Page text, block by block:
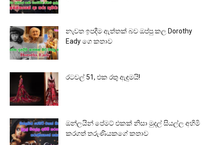
නැවත ඉපදීම ඇත්තක් බව ඔප්පු කල Dorothy
Eady ගෙ කතාව
රටවල් 51, එක රතු ඇඳුමයි!
ඔන්ලයින් පේමට් එකක් නිසා මුදල් සියල්ල අහිමි
කරගත් තරුණියකගේ කතාව